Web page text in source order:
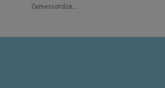
Zemessardze...